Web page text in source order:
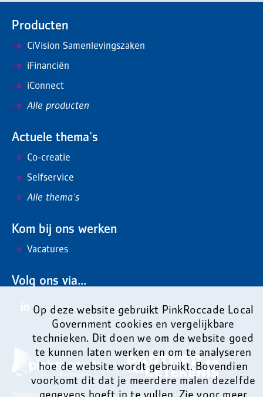
Op deze website gebruikt PinkRoccade Local
Government cookies en vergelijkbare
technieken. Dit doen we om de website goed
te kunnen laten werken en om te analyseren
hoe de website wordt gebruikt. Bovendien
voorkomt dit dat je meerdere malen dezelfde
Producten
CiVision Samenlevingszaken
iFinanciën
iConnect
Alle producten
Actuele thema's
Co-creatie
Selfservice
Alle thema's
Kom bij ons werken
Vacatures
Volg ons via...
Algemene voorwaarden